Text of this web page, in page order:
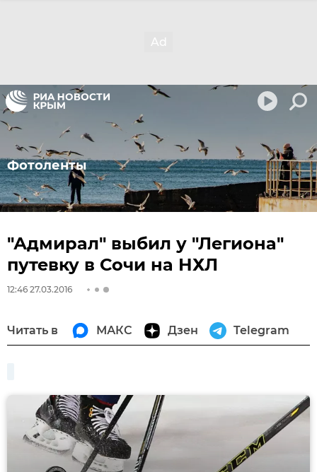
Фотоленты
"Адмирал" выбил у "Легиона"
путевку в Сочи на НХЛ
12:46 27.03.2016
Читать в МАКС Дзен Telegram